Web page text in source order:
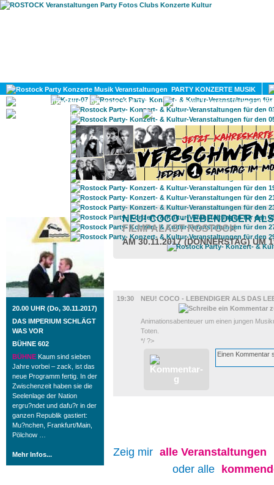
PARTY KONZERTE MUSIK
KULTUR
GAY
ROSTOCK TAGESTIPP
20.00 UHR (Do, 30.11.2017)
DAS IMPERIUM SCHLÄGT
WAS VOR
BÜHNE 602
BÜHNE Kaum sind sieben
Jahre vorbei – zack, ist das
neue Programm fertig. In der
Zwischenzeit haben sie die
Seelenlage der Nation
ergru?ndet und dafu?r in der
ganzen Republik gastiert:
Mu?nchen, Frankfurt/Main,
Pölchow …
Mehr Infos...
NEU! COCO - LEBENDIGER
FILMPALAST ROSTOCK
AM 30.11.2017 (DONNERSTAG) UM
19:30
NEU! COCO - LEBENDIGER ALS DAS
Animationsabenteuer um einen jungen
Toten.
*/ ?>
Zeig mir alle Veranstaltungen
oder alle